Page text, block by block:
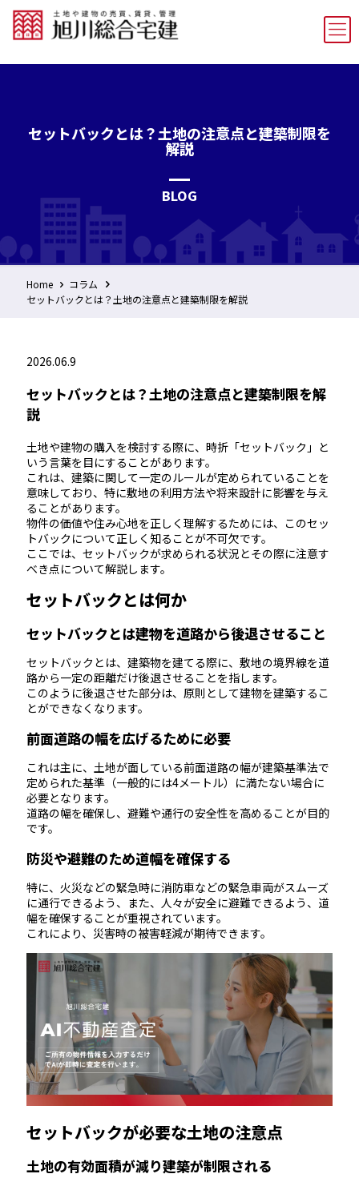
セットバックとは？土地の注意点と建築制限を
解説
BLOG
Home
コラム
セットバックとは？土地の注意点と建築制限を解説
2026.06.9
セットバックとは？土地の注意点と建築制限を解
説
土地や建物の購入を検討する際に、時折「セットバック」と
いう言葉を目にすることがあります。
これは、建築に関して一定のルールが定められていることを
意味しており、特に敷地の利用方法や将来設計に影響を与え
ることがあります。
物件の価値や住み心地を正しく理解するためには、このセッ
トバックについて正しく知ることが不可欠です。
ここでは、セットバックが求められる状況とその際に注意す
べき点について解説します。
セットバックとは何か
セットバックとは建物を道路から後退させること
セットバックとは、建築物を建てる際に、敷地の境界線を道
路から一定の距離だけ後退させることを指します。
このように後退させた部分は、原則として建物を建築するこ
とができなくなります。
前面道路の幅を広げるために必要
これは主に、土地が面している前面道路の幅が建築基準法で
定められた基準（一般的には4メートル）に満たない場合に
必要となります。
道路の幅を確保し、避難や通行の安全性を高めることが目的
です。
防災や避難のため道幅を確保する
特に、火災などの緊急時に消防車などの緊急車両がスムーズ
に通行できるよう、また、人々が安全に避難できるよう、道
幅を確保することが重視されています。
これにより、災害時の被害軽減が期待できます。
セットバックが必要な土地の注意点
土地の有効面積が減り建築が制限される